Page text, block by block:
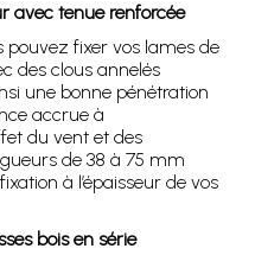
avec tenue renforcée
pouvez fixer vos lames de
des clous annelés
une bonne pénétration
accrue à
du vent et des
de 38 à 75 mm
à l’épaisseur de vos
bois en série